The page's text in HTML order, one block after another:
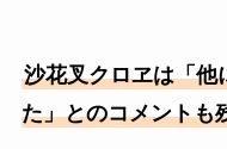
沙花叉クロヱは「他
た」とのコメントも